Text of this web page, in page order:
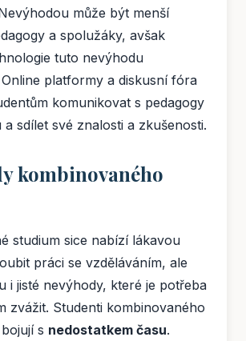
může být menší
a spolužáky, avšak
tuto nevýhodu
Online platformy a diskusní fóra
komunikovat s pedagogy
a sdílet své znalosti a zkušenosti.
kombinovaného
studium sice nabízí lákavou
práci se vzděláváním, ale
i jisté nevýhody, které je potřeba
zvážit. Studenti kombinovaného
s nedostatkem času.